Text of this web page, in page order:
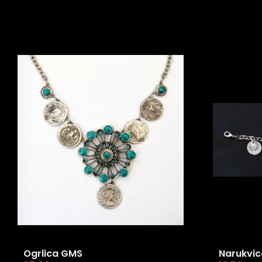
Ogrlica GMS